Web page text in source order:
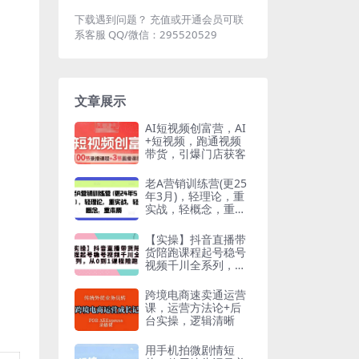
下载遇到问题？ 充值或开通会员可联
系客服 QQ/微信：295520529
文章展示
AI短视频创富营，AI
+短视频，跑通视频
带货，引爆门店获客
老A营销训练营(更25
年3月)，轻理论，重
实战，轻概念，重本
【实操】抖音直播带
货陪跑课程起号稳号
视频千川全系列，从
跨境电商速卖通运营
课，​运营方法论+后
台实操，逻辑清晰
用手机拍微剧情短